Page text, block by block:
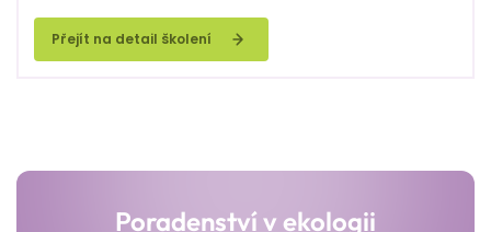
požádat o nové rozhodnutí příslušného orgánu
ochrany ovzduší.
druhů zdrojů, nebo změny výkonových či kapacitních
Tento kurz je zaměřen na praktickou orientaci v
Přejít na detail školení
Poradenství v ekologii